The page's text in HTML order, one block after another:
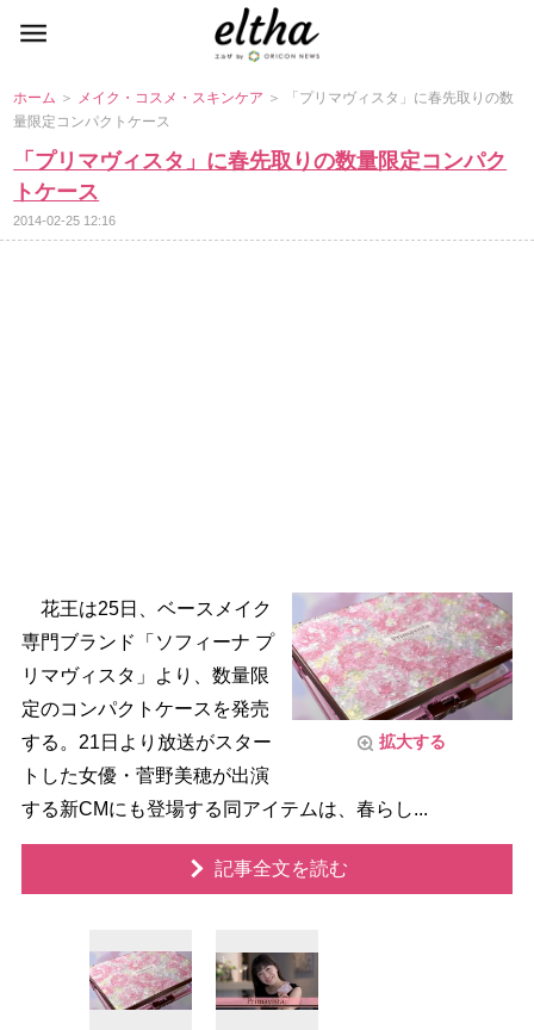
ホーム ＞ メイク・コスメ・スキンケア ＞ 「プリマヴィスタ」に春先取りの数
量限定コンパクトケース
「プリマヴィスタ」に春先取りの数量限定コンパク
トケース
2014-02-25 12:16
拡大する
花王は25日、ベースメイク
専門ブランド「ソフィーナ プ
リマヴィスタ」より、数量限
定のコンパクトケースを発売
する。21日より放送がスター
トした女優・菅野美穂が出演
する新CMにも登場する同アイテムは、春らし...
記事全文を読む